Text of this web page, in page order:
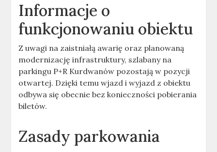
Informacje o
funkcjonowaniu obiektu
Z uwagi na zaistniałą awarię oraz planowaną
modernizację infrastruktury, szlabany na
parkingu P+R Kurdwanów pozostają w pozycji
otwartej. Dzięki temu wjazd i wyjazd z obiektu
odbywa się obecnie bez konieczności pobierania
biletów.
Zasady parkowania